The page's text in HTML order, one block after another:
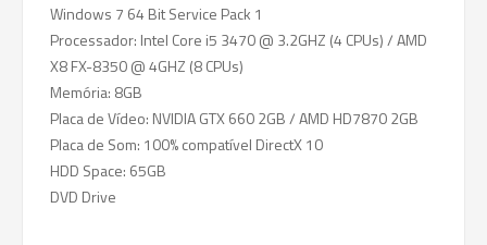
Windows 7 64 Bit Service Pack 1
Processador: Intel Core i5 3470 @ 3.2GHZ (4 CPUs) / AMD
X8 FX-8350 @ 4GHZ (8 CPUs)
Memória: 8GB
Placa de Vídeo: NVIDIA GTX 660 2GB / AMD HD7870 2GB
Placa de Som: 100% compatível DirectX 10
HDD Space: 65GB
DVD Drive